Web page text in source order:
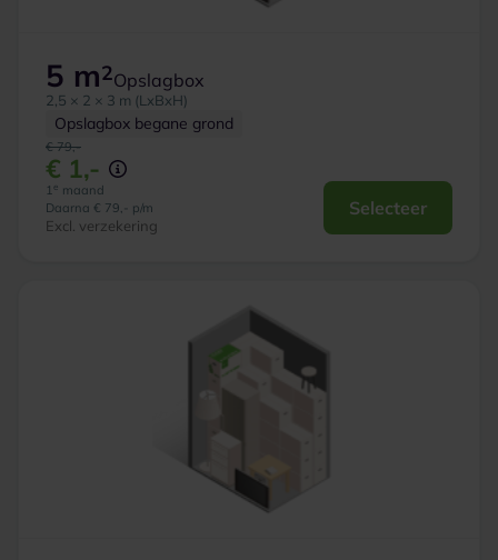
5 m2Opslagbox
2,5 × 2 × 3 m (LxBxH)
Opslagbox begane grond
€ 79,-
€ 1,-
1 e maand
Daarna € 79,- p/m
Excl. verzekering
Selecteer